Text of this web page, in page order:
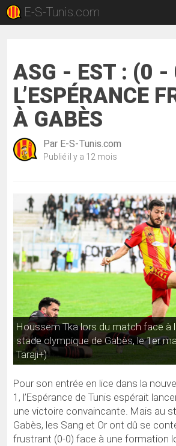
E-S-Tunis.com
ASG - EST : (0 -
L’ESPÉRANCE
À GABÈS
Par E-S-Tunis.com
Publié il y a 12 mois
Houssem Tka lors du match face à
stade olympique de Gabès, le 1er
Taraji+)
Pour son entrée en lice dans la
1, l’Espérance de Tunis espérait
une victoire convaincante. Mais au
Gabès, les Sang et Or ont dû se
frustrant (0-0) face à une formation